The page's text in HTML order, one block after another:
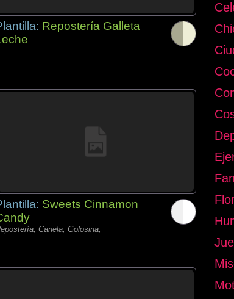
Repostería Galleta
Sweets Cinnamon
Canela, Golosina,